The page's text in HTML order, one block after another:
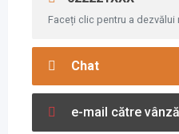
Faceți clic pentru a dezvălui
Chat
e-mail către